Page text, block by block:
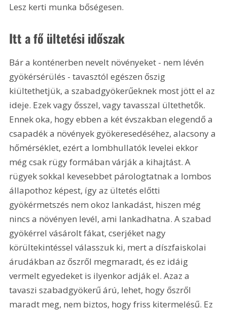
Lesz kerti munka bőségesen.
Itt a fő ültetési időszak
Bár a konténerben nevelt növényeket - nem lévén
gyökérsérülés - tavasztól egészen őszig
kiültethetjük, a szabadgyökerűeknek most jött el az
ideje. Ezek vagy ősszel, vagy tavasszal ültethetők.
Ennek oka, hogy ebben a két évszakban elegendő a
csapadék a növények gyökeresedéséhez, alacsony a
hőmérséklet, ezért a lombhullatók levelei ekkor
még csak rügy formában várják a kihajtást. A
rügyek sokkal kevesebbet párologtatnak a lombos
állapothoz képest, így az ültetés előtti
gyökérmetszés nem okoz lankadást, hiszen még
nincs a növényen levél, ami lankadhatna. A szabad
gyökérrel vásárolt fákat, cserjéket nagy
körültekintéssel válasszuk ki, mert a díszfaiskolai
árudákban az őszről megmaradt, és ez idáig
vermelt egyedeket is ilyenkor adják el. Azaz a
tavaszi szabadgyökerű árú, lehet, hogy őszről
maradt meg, nem biztos, hogy friss kitermelésű. Ez